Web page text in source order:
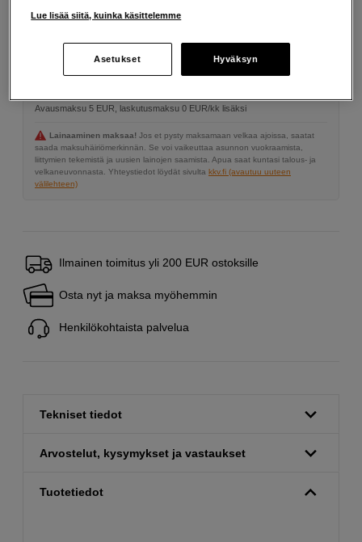
Maksa Svea-erämaksulla
Esimerkki: 36 kk, 3 EUR/kk, yhteensä 113 EUR, todellinen vuosikorko
Avausmaksu 5 EUR, laskutusmaksu 0 EUR/kk lisäksi
Lainaaminen maksaa! Jos et pysty maksamaan velkaa ajoissa, saatat
saada maksuhäiriömerkinnän. Se voi vaikeuttaa asunnon vuokraamista,
liittymien tekemistä ja uusien lainojen saamista. Apua saat kuntasi talous- ja
velkaneuvonnasta. Yhteystiedot löydät sivulta kkv.fi (avautuu uuteen
välilehteen)
Ilmainen toimitus yli 200 EUR ostoksille
Osta nyt ja maksa myöhemmin
Henkilökohtaista palvelua
Tekniset tiedot
Arvostelut, kysymykset ja vastaukset
Tuotetiedot
Lue lisää siitä, kuinka käsittelemme
Asetukset Hyväksyn